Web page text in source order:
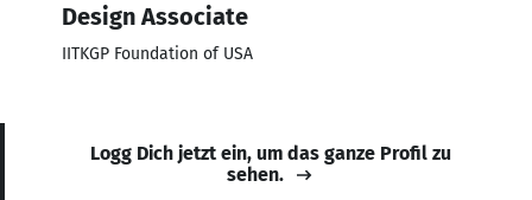
Design Associate
IITKGP Foundation of USA
Logg Dich jetzt ein, um das ganze Profil zu
sehen.